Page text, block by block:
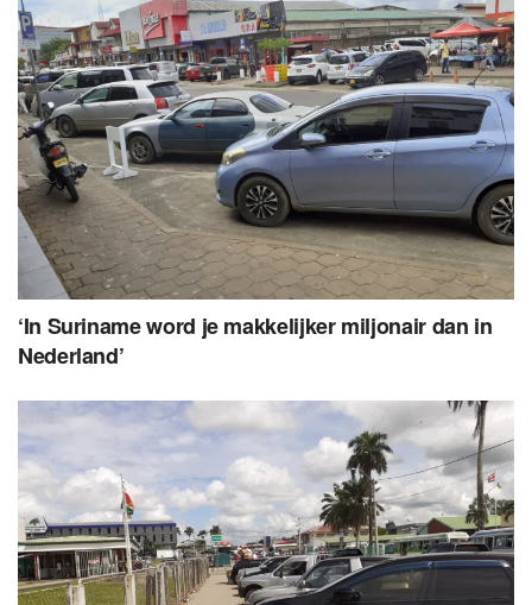
‘In Suriname word je makkelijker miljonair dan in
Nederland’